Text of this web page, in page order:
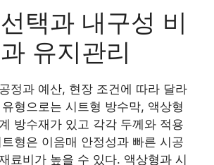
택과 내구성 비
유지관리
정과 예산, 현장 조건에 따라 달라
형으로는 시트형 방수막, 액상형
방수재가 있고 각각 두께와 적용
형은 이음매 안정성과 빠른 시공
료비가 높을 수 있다. 액상형과 시